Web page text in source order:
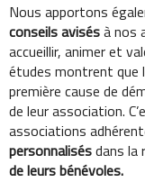
Nous apportons
conseils avisésà nos
accueillir, animer et
études montrent que
première cause de
de leur association.
associations
personnalisésdans la
de leurs bénévoles.